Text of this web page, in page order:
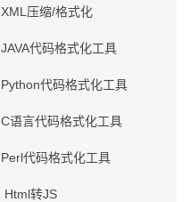
XML压缩/格式化
JAVA代码格式化工具
Python代码格式化工具
C语言代码格式化工具
Perl代码格式化工具
Html转JS